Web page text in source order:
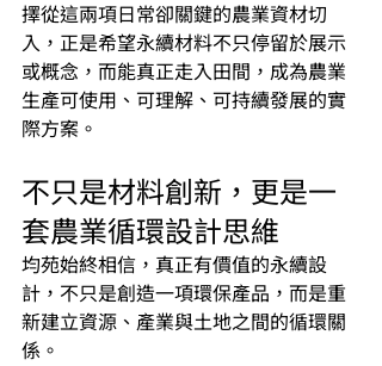
擇從這兩項日常卻關鍵的農業資材切
入，正是希望永續材料不只停留於展示
或概念，而能真正走入田間，成為農業
生產可使用、可理解、可持續發展的實
際方案。
不只是材料創新，更是一
套農業循環設計思維
均苑始終相信，真正有價值的永續設
計，不只是創造一項環保產品，而是重
新建立資源、產業與土地之間的循環關
係。